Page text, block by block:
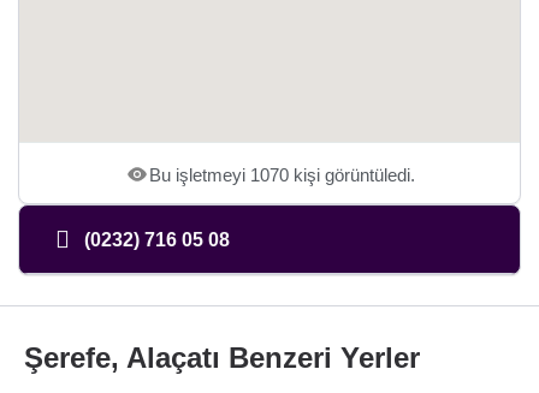
Bu işletmeyi 1070 kişi görüntüledi.
(0232) 716 05 08
Şerefe, Alaçatı Benzeri Yerler